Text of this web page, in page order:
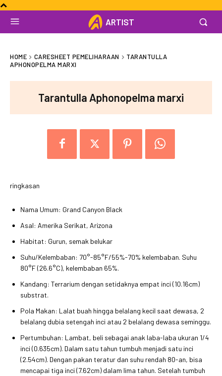
ARTIST
HOME CARESHEET PEMELIHARAAN
TARANTULLA
APHONOPELMA MARXI
Tarantulla Aphonopelma marxi
ringkasan
Nama Umum: Grand Canyon Black
Asal: Amerika Serikat, Arizona
Habitat: Gurun, semak belukar
Suhu/Kelembaban: 70°-85°F/55%-70% kelembaban. Suhu
80°F (26.6°C), kelembaban 65%.
Kandang: Terrarium dengan setidaknya empat inci (10.16cm)
substrat.
Pola Makan: Lalat buah hingga belalang kecil saat dewasa, 2
belalang dubia setengah inci atau 2 belalang dewasa seminggu.
Pertumbuhan: Lambat, beli sebagai anak laba-laba ukuran 1/4
inci (0.635cm). Dalam satu tahun tumbuh menjadi satu inci
(2.54cm). Dengan pakan teratur dan suhu rendah 80-an, bisa
mencapai tiga inci (7.62cm) dalam lima tahun. Setelah tumbuh